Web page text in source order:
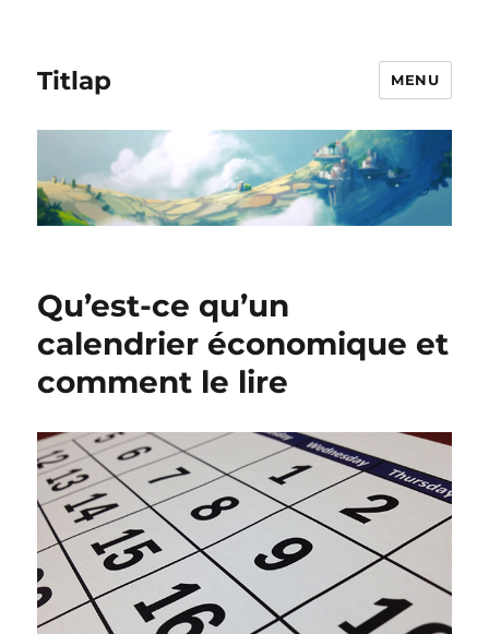
Titlap MENU
Qu’est-ce qu’un
calendrier économique et
comment le lire